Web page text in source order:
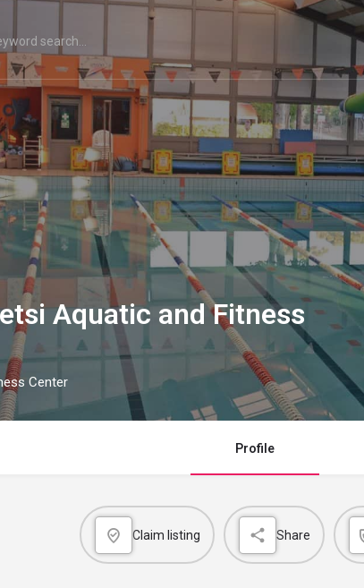
Aquatic and Fitness
Center
Profile
Claim listing Share